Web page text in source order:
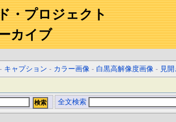
・プロジェクト
カイブ
- キャプション - カラー画像 - 白黒高解像度画像 - 見
全文検索